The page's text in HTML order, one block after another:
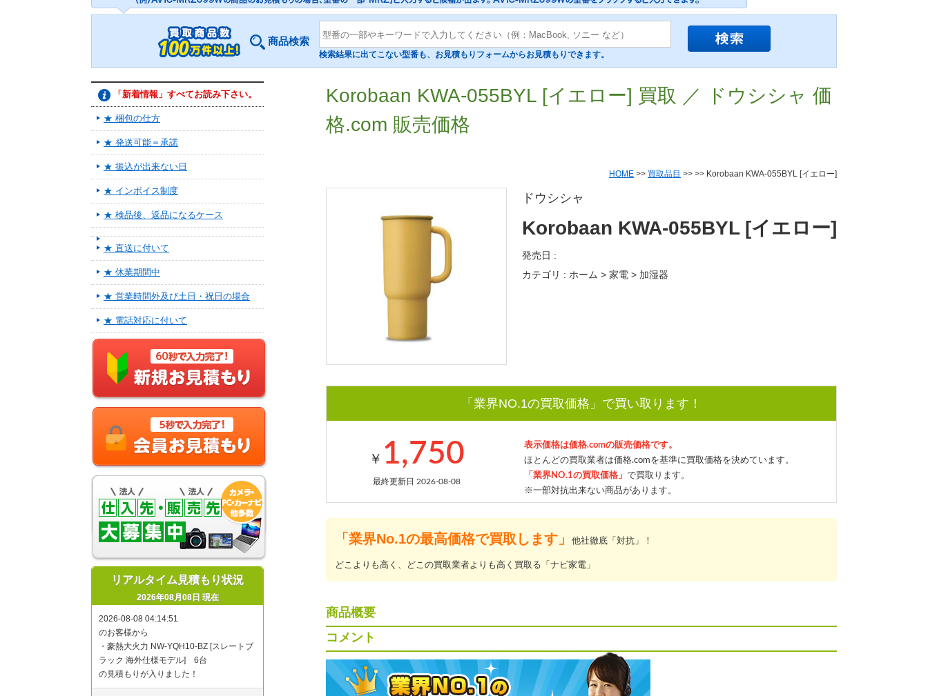
商品検索
検索結果に出てこない型番も、お見積もりフォームからお見積もりできます。
Korobaan KWA-055BYL [イエロー] 買取 ／ ドウシシャ 価
格.com 販売価格
HOME >> 買取品目 >> >> Korobaan KWA-055BYL [イエロー]
ドウシシャ
Korobaan KWA-055BYL [イエロー]
発売日 :
カテゴリ : ホーム > 家電 > 加湿器
「業界NO.1の買取価格」で買い取ります！
￥ 1,750
最終更新日 2026-08-08
表示価格は価格.comの販売価格です。
ほとんどの買取業者は価格.comを基準に買取価格を決めています。
「業界NO.1の買取価格」 で買取ります。
※一部対抗出来ない商品があります。
「業界No.1の最高価格で買取します」 他社徹底「対抗」！
どこよりも高く、どこの買取業者よりも高く買取る「ナビ家電」
商品概要
コメント
「新着情報」すべてお読み下さい。
★ 梱包の仕方
★ 発送可能＝承諾
★ 振込が出来ない日
★ インボイス制度
★ 検品後、返品になるケース
★ 直送に付いて
★ 休業期間中
★ 営業時間外及び土日・祝日の場合
★ 電話対応に付いて
リアルタイム見積もり状況
2026年08月08日 現在